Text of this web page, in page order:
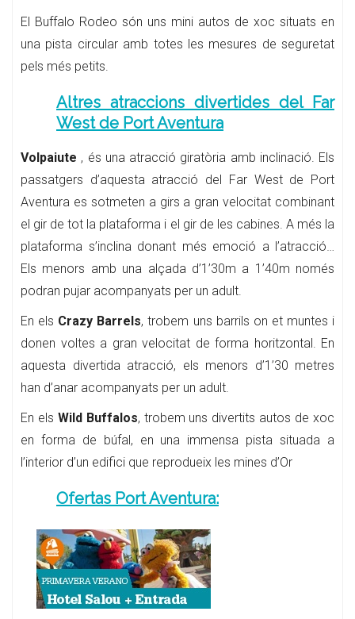
El Buffalo Rodeo són uns mini autos de xoc situats en
una pista circular amb totes les mesures de seguretat
pels més petits.
Altres atraccions divertides del Far
West de Port Aventura
Volpaiute , és una atracció giratòria amb inclinació. Els
passatgers d’aquesta atracció del Far West de Port
Aventura es sotmeten a girs a gran velocitat combinant
el gir de tot la plataforma i el gir de les cabines. A més la
plataforma s’inclina donant més emoció a l’atracció…
Els menors amb una alçada d’1’30m a 1’40m només
podran pujar acompanyats per un adult.
En els Crazy Barrels, trobem uns barrils on et muntes i
donen voltes a gran velocitat de forma horitzontal. En
aquesta divertida atracció, els menors d’1’30 metres
han d’anar acompanyats per un adult.
En els Wild Buffalos, trobem uns divertits autos de xoc
en forma de búfal, en una immensa pista situada a
l’interior d’un edifici que reprodueix les mines d’Or
Ofertas Port Aventura: